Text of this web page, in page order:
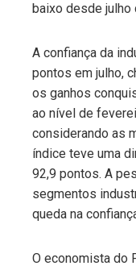
baixo desde julho
A confiança da
pontos em julho,
os ganhos
ao nível de
considerando as
índice teve uma
92,9 pontos. A
segmentos
queda na
O economista do